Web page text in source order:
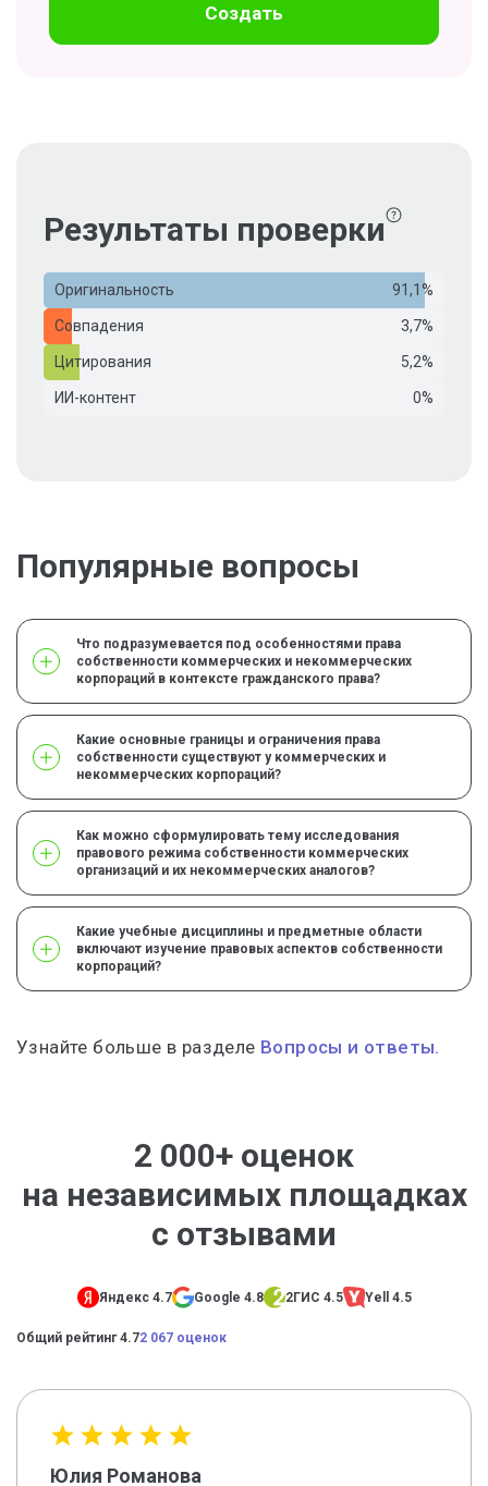
Создать
Результаты проверки
Оригинальность 91,1%
Совпадения 3,7%
Цитирования 5,2%
ИИ-контент 0%
Популярные вопросы
Что подразумевается под особенностями права
собственности коммерческих и некоммерческих
корпораций в контексте гражданского права?
Какие основные границы и ограничения права
собственности существуют у коммерческих и
некоммерческих корпораций?
Как можно сформулировать тему исследования
правового режима собственности коммерческих
организаций и их некоммерческих аналогов?
Какие учебные дисциплины и предметные области
включают изучение правовых аспектов собственности
корпораций?
Узнайте больше в разделе Вопросы и ответы.
2 000+ оценок
на независимых площадках
с отзывами
Яндекс 4.7 Google 4.8 2ГИС 4.5 Yell 4.5
Общий рейтинг 4.72 067 оценок
Юлия Романова